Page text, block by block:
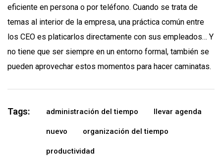
eficiente en persona o por teléfono. Cuando se trata de
temas al interior de la empresa, una práctica común entre
los CEO es platicarlos directamente con sus empleados… Y
no tiene que ser siempre en un entorno formal, también se
pueden aprovechar estos momentos para hacer caminatas.
Tags: administración del tiempo llevar agenda
nuevo organización del tiempo
productividad